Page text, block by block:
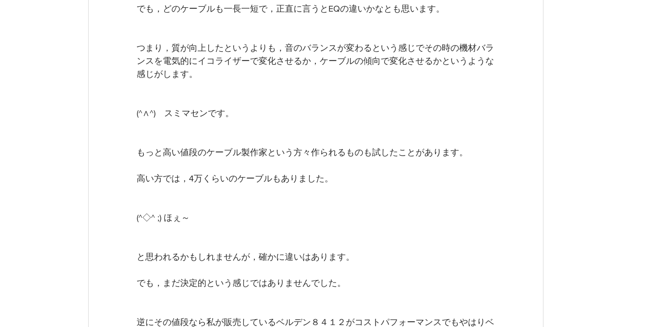
でも，どのケーブルも一長一短で，正直に言うとEQの違いかなとも思います。
つまり，質が向上したというよりも，音のバランスが変わるという感じでその時の機材バラ
ンスを電気的にイコライザーで変化させるか，ケーブルの傾向で変化させるかというような
感じがします。
(^∧^)　スミマセンです。
もっと高い値段のケーブル製作家という方々作られるものも試したことがあります。
高い方では，4万くらいのケーブルもありました。
(^◇^ ;) ほぇ～
と思われるかもしれませんが，確かに違いはあります。
でも，まだ決定的という感じではありませんでした。
逆にその値段なら私が販売しているベルデン８４１２がコストパフォーマンスでもやはりベ